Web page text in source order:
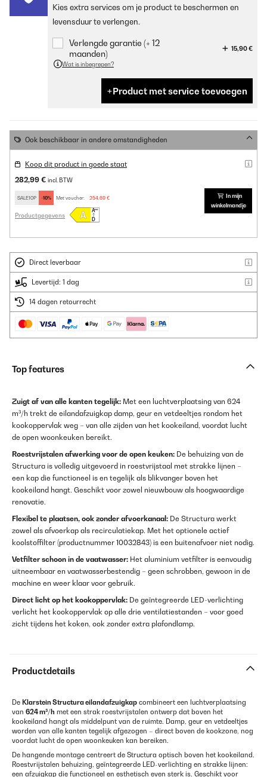
Kies extra services om je product te beschermen en
levensduur te verlengen.
Verlengde garantie (+ 12
maanden)
15,90 €
Wat is inbegrepen?
Product met service toevoegen
Ook beschikbaar in andere omstandigheden
Koop dit product in goede staat
282,99 € incl. BTW
SALE10P -10% Met voucher: 254,69 €
Productgegevens
In mijn
winkelmandje
Direct leverbaar
Levertijd: 1 dag
14 dagen retourrecht
Top features
Zuigt af van alle kanten tegelijk: Met een luchtverplaatsing van 624
m³/h trekt de eilandafzuigkap damp, geur en vetdeeltjes rondom het
kookoppervlak weg – van alle zijden van het kookeiland, voordat lucht
de open woonkeuken bereikt.
Roestvrijstalen afwerking voor de open keuken: De behuizing van de
Structura is volledig uitgevoerd in roestvrijstaal met strakke lijnen –
een kap die functioneel is en tegelijk als blikvanger boven het
kookeiland hangt. Geschikt voor zowel nieuwbouw als hoogwaardige
renovatie.
Flexibel te plaatsen, ook zonder afvoerkanaal: De Structura werkt
zowel als afvoerkap als recirculatiekap. Met het optionele actief
koolstoffilter (productnummer 10032843) is een buitenafvoer niet nodig.
Vetfilter schoon in de vaatwasser: Het aluminium vetfilter is eenvoudig
uitneembaar en vaatwasserbestendig – geen schrobben, gewoon in de
machine en weer klaar voor gebruik.
Direct licht op het kookoppervlak: De geïntegreerde LED-verlichting
verlicht het kookoppervlak op alle drie ventilatiestanden – voor goed
zicht tijdens het koken, ook zonder extra plafondlamp.
Productdetails
De Klarstein Structura eilandafzuigkap combineert een luchtverplaatsing
van 624 m³/h met een strak roestvrijstalen ontwerp dat boven het
kookeiland hangt als middelpunt van de ruimte. Damp, geur en vetdeeltjes
worden van alle kanten tegelijk afgezogen – direct boven de kookzone, nog
voordat lucht de open woonkeuken kan bereiken.
De hangende montage centreert de Structura optisch boven het kookeiland.
Roestvrijstalen behuizing, geïntegreerde LED-verlichting en strakke lijnen:
een afzuigkap die functioneel en esthetisch even sterk is. Geschikt voor